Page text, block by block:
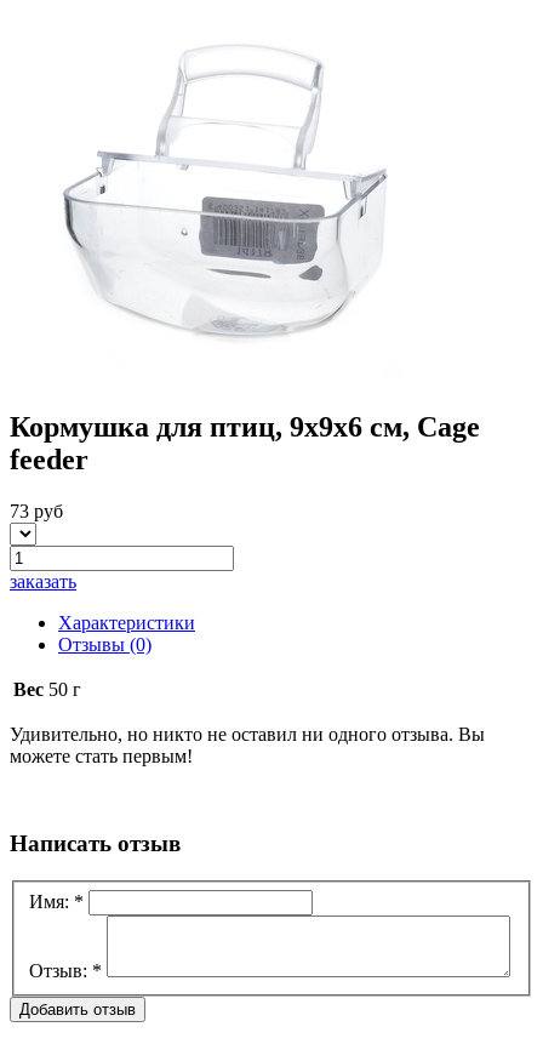
Кормушка для птиц, 9х9х6 см, Cage
feeder
73 руб
заказать
Характеристики
Отзывы (0)
Вес 50 г
Удивительно, но никто не оставил ни одного отзыва. Вы
можете стать первым!
Написать отзыв
Имя: *
Отзыв: *